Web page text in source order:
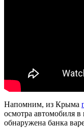
Напомним, из Крыма
осмотра автомобиля в
обнаружена банка